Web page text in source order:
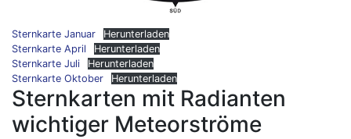
Sternkarte Januar
Herunterladen
Sternkarte April
Herunterladen
Sternkarte Juli
Herunterladen
Sternkarte Oktober
Herunterladen
Sternkarten mit Radianten
wichtiger Meteorströme